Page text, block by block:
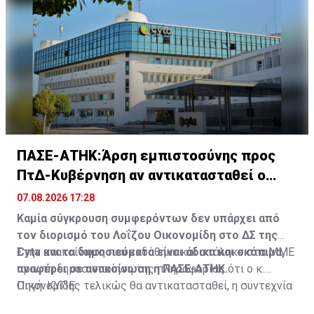
Έργων και της Hermes Airports, που προχώρησαν στις
αναγκαίες ενέργειες.
για επιβίβαση, αποκλειστικά από τους καθορισμένους
χώρους που έχουν διαμορφωθεί, δυτικά των
κτιριακών εγκαταστάσεων, πλησίον των χώρων
αναμονής των λεωφορείων.
ΠΑΣΕ-ΑΤΗΚ:Άρση εμπιστοσύνης προς
ΠτΔ-Κυβέρνηση αν αντικατασταθεί ο
Οικονομίδης
07.08.2026 17:28
Καμία σύγκρουση συμφερόντων δεν υπάρχει από
τον διορισμό του Λοΐζου Οικονομίδη στο ΔΣ της
Cyta και τα δημοσιεύματα είναι άδικα και σκόπιμα,
αναφέρει σε ανακοίνωση η ΠΑΣΕ-ΑΤΗΚ.
Στην ανακοίνωση που εκδόθηκε και στάληκε στα ΜΜΕ
πριν τη δημοσιοποίηση της πληροφορίας ότι ο κ.
Οικονομίδης τελικώς θα αντικατασταθεί, η συντεχνία
Πηγή: ΚΥΠΕ